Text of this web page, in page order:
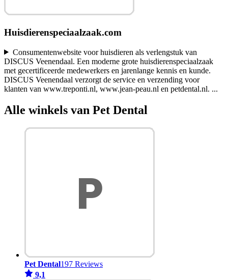
Huisdierenspeciaalzaak.com
Consumentenwebsite voor huisdieren als verlengstuk van
DISCUS Veenendaal. Een moderne grote huisdierenspeciaalzaak
met gecertificeerde medewerkers en jarenlange kennis en kunde.
DISCUS Veenendaal verzorgt de service en verzending voor
klanten van www.treponti.nl, www.jean-peau.nl en petdental.nl. ...
Alle winkels van Pet Dental
Pet Dental197 Reviews
9,1